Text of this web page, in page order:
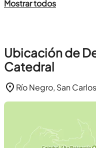
Mostrar todos
Ubicación de
Catedral
Río Negro, San